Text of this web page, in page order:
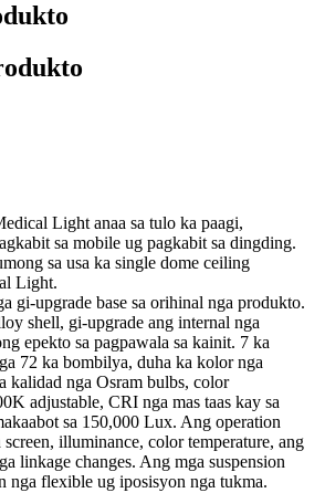
Light anaa sa tulo ka paagi,
sa mobile ug pagkabit sa dingding.
sa usa ka single dome ceiling
Light.
gi-upgrade base sa orihinal nga produkto.
shell, gi-upgrade ang internal nga
epekto sa pagpawala sa kainit. 7 ka
72 ka bombilya, duha ka kolor nga
kalidad nga Osram bulbs, color
adjustable, CRI nga mas taas kay sa
sa 150,000 Lux. Ang operation
illuminance, color temperature, ang
linkage changes. Ang mga suspension
nga flexible ug iposisyon nga tukma.